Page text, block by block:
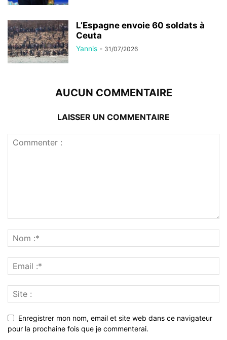
L’Espagne envoie 60 soldats à
Ceuta
Yannis - 31/07/2026
AUCUN COMMENTAIRE
LAISSER UN COMMENTAIRE
Enregistrer mon nom, email et site web dans ce navigateur
pour la prochaine fois que je commenterai.